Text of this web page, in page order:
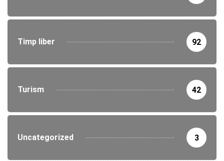
Timp liber 92
Turism 42
Uncategorized 3